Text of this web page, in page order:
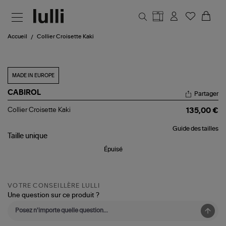
Accueil Collier Croisette Kaki
MADE IN EUROPE
CABIROL
Collier
Partager
Collier Croisette Kaki 135,00 €
Guide des tailles
Taille unique
Épuisé
VOTRE CONSEILLÈRE LULLI
Une question sur ce produit ?